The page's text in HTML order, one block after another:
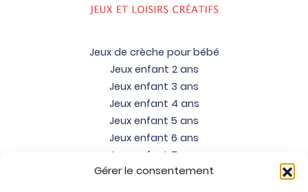
Gérer le consentement
Jeux de crèche pour bébé
Jeux enfant 2 ans
Jeux enfant 3 ans
Jeux enfant 4 ans
Jeux enfant 5 ans
Jeux enfant 6 ans
Jeux enfant 7 ans
Jeux enfant 8 ans